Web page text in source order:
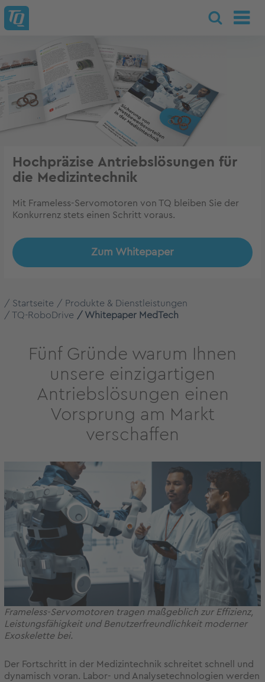
Hochpräzise Antriebslösungen für
die Medizintechnik
Mit Frameless-Servomotoren von TQ bleiben Sie der
Konkurrenz stets einen Schritt voraus.
Zum Whitepaper
Startseite
Produkte & Dienstleistungen
TQ-RoboDrive
Whitepaper MedTech
Fünf Gründe warum Ihnen
unsere einzigartigen
Antriebslösungen einen
Vorsprung am Markt
verschaffen
Frameless-Servomotoren tragen maßgeblich zur Effizienz,
Leistungsfähigkeit und Benutzerfreundlichkeit moderner
Exoskelette bei.
Der Fortschritt in der Medizintechnik schreitet schnell und
dynamisch voran. Labor- und Analysetechnologien werden